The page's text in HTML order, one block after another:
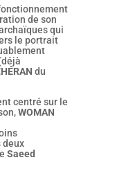
de son
qui
le portrait
du
centré sur le
WOMAN
deux
Saeed